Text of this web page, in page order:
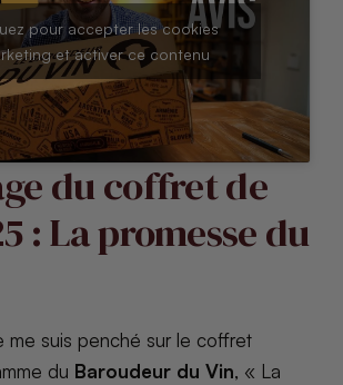
pour accepter les cookies
et activer ce contenu
du coffret de
: La promesse du
me suis penché sur le coffret
du Baroudeur du Vin, « La